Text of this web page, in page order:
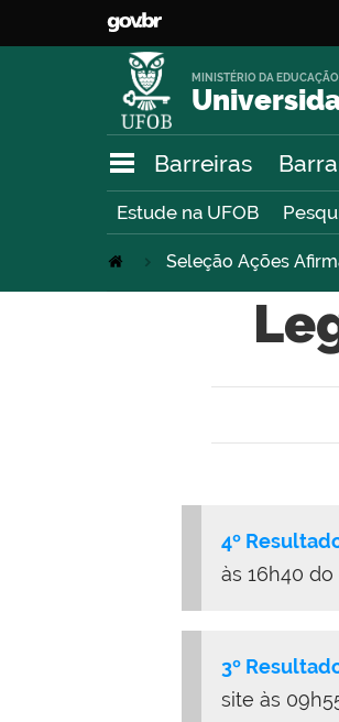
MINISTÉRIO DA EDUCAÇÃO
Barreiras Barra
Estude na UFOB
Seleção Ações
4º
às 16h40
3º
site às